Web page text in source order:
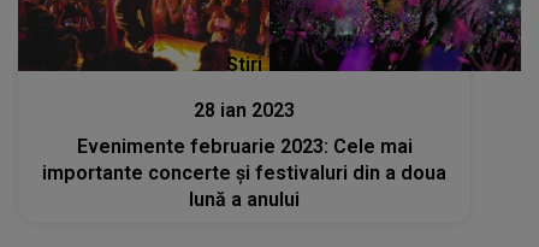
Stiri
28 ian 2023
Evenimente februarie 2023: Cele mai
importante concerte și festivaluri din a doua
lună a anului